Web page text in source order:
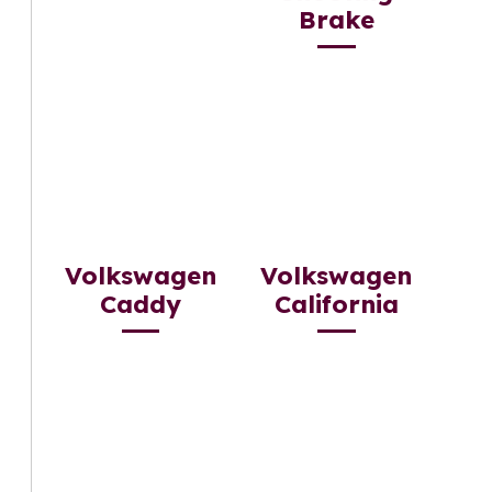
Brake
Volkswagen
Caddy
Volkswagen
California